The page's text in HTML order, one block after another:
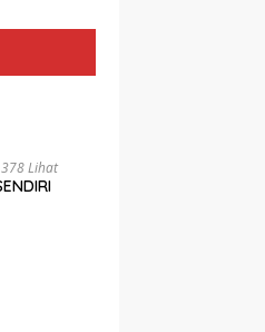
378 Lihat